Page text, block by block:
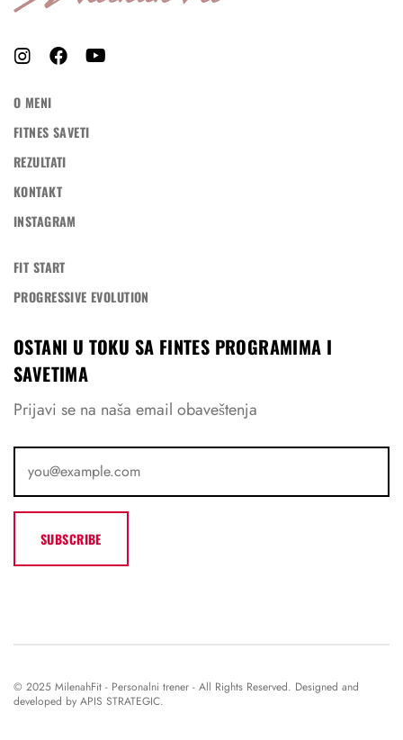
O MENI
FITNES SAVETI
REZULTATI
KONTAKT
INSTAGRAM
FIT START
PROGRESSIVE EVOLUTION
OSTANI U TOKU SA FINTES PROGRAMIMA I
SAVETIMA
Prijavi se na naša email obaveštenja
© 2025 MilenahFit - Personalni trener - All Rights Reserved. Designed and
developed by APIS STRATEGIC.